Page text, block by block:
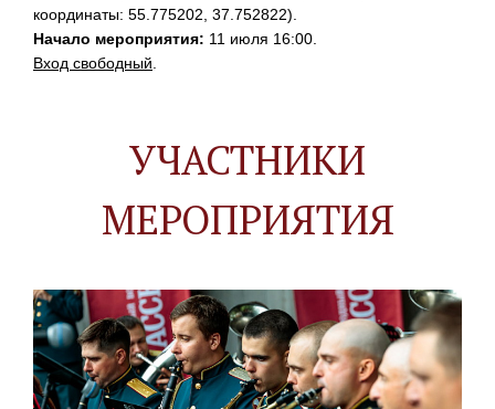
координаты: 55.775202, 37.752822).
Начало мероприятия: 11 июля 16:00.
Вход свободный
УЧАСТНИКИ
МЕРОПРИЯТИЯ